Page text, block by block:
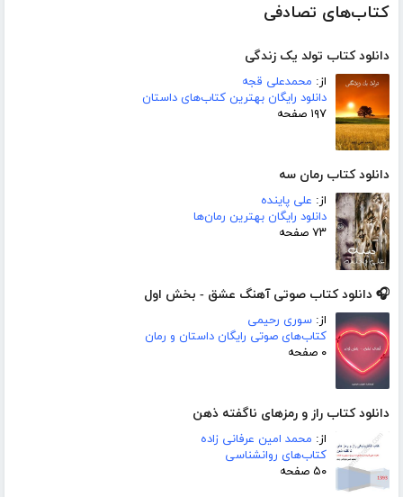
کتاب‌های تصادفی
دانلود کتاب تولد یک زندگی
از: محمدعلی قجه
دانلود رایگان بهترین کتاب‌های داستان
۱۹۷ صفحه
دانلود کتاب رمان سه
از: علی پاینده
دانلود رایگان بهترین رمان‌ها
۷۳ صفحه
🎧 دانلود کتاب صوتی آهنگ عشق - بخش اول
از: سوری رحیمی
کتاب‌های صوتی رایگان داستان و رمان
۰ صفحه
دانلود کتاب راز و رمزهای ناگفته ذهن
از: محمد امین عرفانی زاده
کتاب‌های روانشناسی
۵۰ صفحه